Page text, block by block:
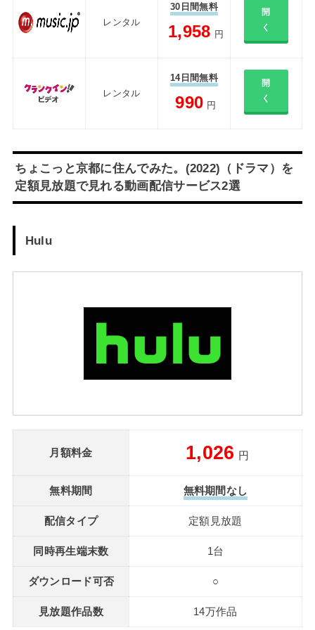
レンタル
30日間無料
1,958 円
開
く
レンタル
14日間無料
990 円
開
く
ちょこっと京都に住んでみた。(2022)（ドラマ）を
定額見放題で見れる動画配信サービス2選
Hulu
月額料金 1,026 円
無料期間 無料期間なし
配信タイプ 定額見放題
同時再生端末数 1台
ダウンロード可否 ○
見放題作品数 14万作品